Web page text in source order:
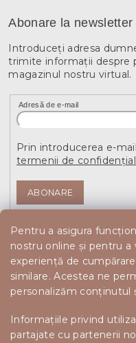
Pentru a asigura
nostru online și pentru a
experiență de
similare. Acestea ne
personalizăm conținutul
Informațiile privind
partajate cu partenerii
Abonare la newsletter
Introduceţi adresa
trimite informaţii despre
magazinul nostru virtual.
Adresă de e-mail
Prin introducerea e-
termenii de
ABONARE